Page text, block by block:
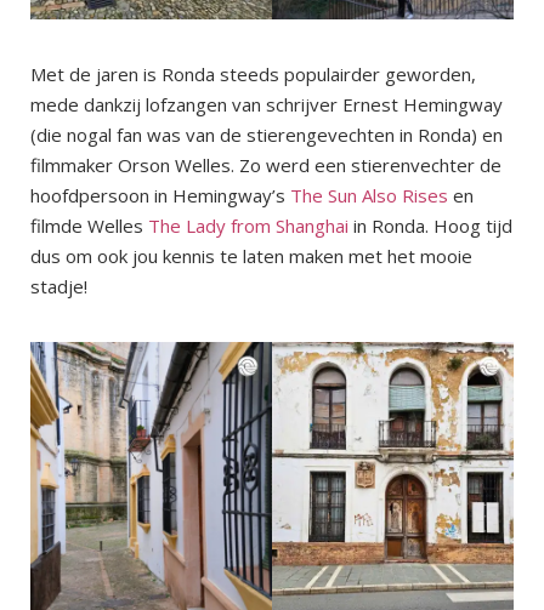
Met de jaren is Ronda steeds populairder geworden,
mede dankzij lofzangen van schrijver Ernest Hemingway
(die nogal fan was van de stierengevechten in Ronda) en
filmmaker Orson Welles. Zo werd een stierenvechter de
hoofdpersoon in Hemingway’s The Sun Also Rises en
filmde Welles The Lady from Shanghai in Ronda. Hoog tijd
dus om ook jou kennis te laten maken met het mooie
stadje!